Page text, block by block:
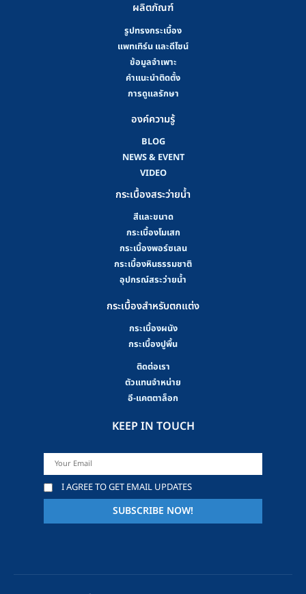
ผลิตภัณฑ์
รูปทรงกระเบื้อง
แพทเทิร์น และดีไซน์
ข้อมูลจำเพาะ
คําแนะนําติดตั้ง
การดูแลรักษา
องค์ความรู้
BLOG
NEWS & EVENT
VIDEO
กระเบื้องสระว่ายน้ำ
สีและขนาด
กระเบื้องโมเสก
กระเบื้องพอร์ซเลน
กระเบื้องหินธรรมชาติ
อุปกรณ์สระว่ายน้ำ
กระเบื้องสำหรับตกแต่ง
กระเบื้องผนัง
กระเบื้องปูพื้น
ติดต่อเรา
ตัวแทนจำหน่าย
อี-แคตตาล็อก
KEEP IN TOUCH
I AGREE TO GET EMAIL UPDATES